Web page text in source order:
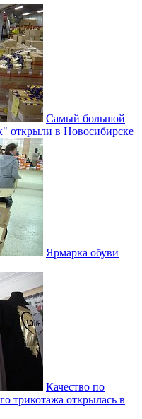
Самый большой
открыли в Новосибирске
Ярмарка обуви
Качество по
трикотажа открылась в